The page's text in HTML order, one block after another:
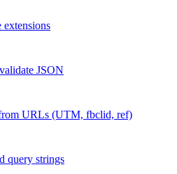
JSON
URLs (UTM, fbclid, ref)
query strings